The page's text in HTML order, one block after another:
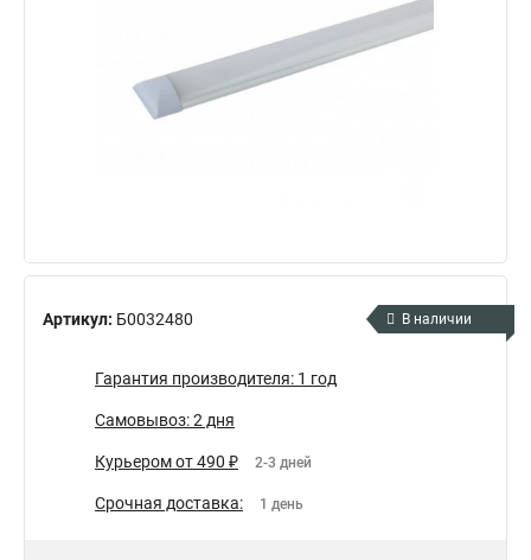
Артикул: Б0032480 В наличии
Гарантия производителя: 1 год
Самовывоз: 2 дня
Курьером от 490 ₽ 2-3 дней
Срочная доставка: 1 день